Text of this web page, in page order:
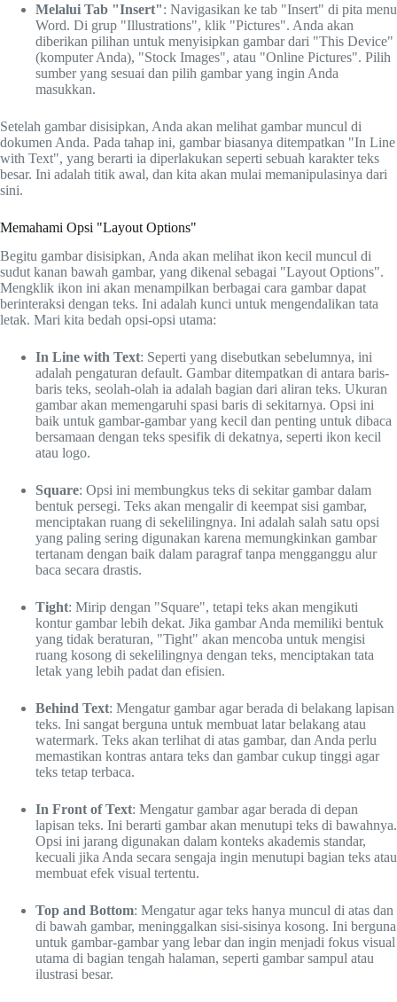
Melalui Tab "Insert": Navigasikan ke tab "Insert" di pita menu
Word. Di grup "Illustrations", klik "Pictures". Anda akan
diberikan pilihan untuk menyisipkan gambar dari "This Device"
(komputer Anda), "Stock Images", atau "Online Pictures". Pilih
sumber yang sesuai dan pilih gambar yang ingin Anda
masukkan.
Setelah gambar disisipkan, Anda akan melihat gambar muncul di
dokumen Anda. Pada tahap ini, gambar biasanya ditempatkan "In Line
with Text", yang berarti ia diperlakukan seperti sebuah karakter teks
besar. Ini adalah titik awal, dan kita akan mulai memanipulasinya dari
sini.
Memahami Opsi "Layout Options"
Begitu gambar disisipkan, Anda akan melihat ikon kecil muncul di
sudut kanan bawah gambar, yang dikenal sebagai "Layout Options".
Mengklik ikon ini akan menampilkan berbagai cara gambar dapat
berinteraksi dengan teks. Ini adalah kunci untuk mengendalikan tata
letak. Mari kita bedah opsi-opsi utama:
In Line with Text: Seperti yang disebutkan sebelumnya, ini
adalah pengaturan default. Gambar ditempatkan di antara baris-
baris teks, seolah-olah ia adalah bagian dari aliran teks. Ukuran
gambar akan memengaruhi spasi baris di sekitarnya. Opsi ini
baik untuk gambar-gambar yang kecil dan penting untuk dibaca
bersamaan dengan teks spesifik di dekatnya, seperti ikon kecil
atau logo.
Square: Opsi ini membungkus teks di sekitar gambar dalam
bentuk persegi. Teks akan mengalir di keempat sisi gambar,
menciptakan ruang di sekelilingnya. Ini adalah salah satu opsi
yang paling sering digunakan karena memungkinkan gambar
tertanam dengan baik dalam paragraf tanpa mengganggu alur
baca secara drastis.
Tight: Mirip dengan "Square", tetapi teks akan mengikuti
kontur gambar lebih dekat. Jika gambar Anda memiliki bentuk
yang tidak beraturan, "Tight" akan mencoba untuk mengisi
ruang kosong di sekelilingnya dengan teks, menciptakan tata
letak yang lebih padat dan efisien.
Behind Text: Mengatur gambar agar berada di belakang lapisan
teks. Ini sangat berguna untuk membuat latar belakang atau
watermark. Teks akan terlihat di atas gambar, dan Anda perlu
memastikan kontras antara teks dan gambar cukup tinggi agar
teks tetap terbaca.
In Front of Text: Mengatur gambar agar berada di depan
lapisan teks. Ini berarti gambar akan menutupi teks di bawahnya.
Opsi ini jarang digunakan dalam konteks akademis standar,
kecuali jika Anda secara sengaja ingin menutupi bagian teks atau
membuat efek visual tertentu.
Top and Bottom: Mengatur agar teks hanya muncul di atas dan
di bawah gambar, meninggalkan sisi-sisinya kosong. Ini berguna
untuk gambar-gambar yang lebar dan ingin menjadi fokus visual
utama di bagian tengah halaman, seperti gambar sampul atau
ilustrasi besar.